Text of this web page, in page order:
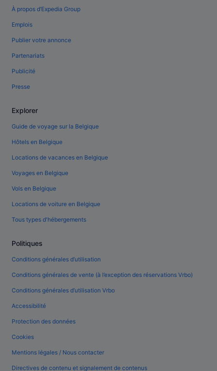
À propos d’Expedia Group
Emplois
Publier votre annonce
Partenariats
Publicité
Presse
Explorer
Guide de voyage sur la Belgique
Hôtels en Belgique
Locations de vacances en Belgique
Voyages en Belgique
Vols en Belgique
Locations de voiture en Belgique
Tous types d'hébergements
Politiques
Conditions générales d’utilisation
Conditions générales de vente (à l’exception des réservations Vrbo)
Conditions générales d’utilisation Vrbo
Accessibilité
Protection des données
Cookies
Mentions légales / Nous contacter
Directives de contenu et signalement de contenus